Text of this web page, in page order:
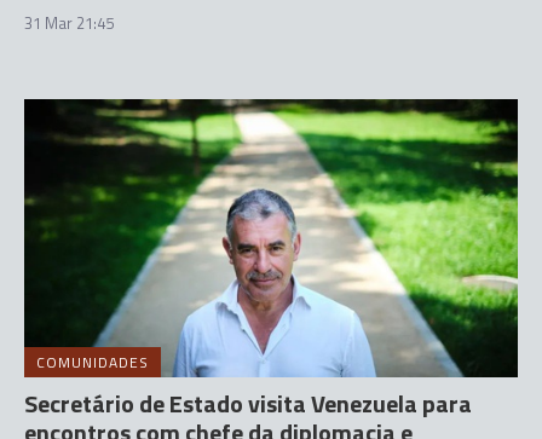
31 Mar 21:45
COMUNIDADES
Secretário de Estado visita Venezuela para